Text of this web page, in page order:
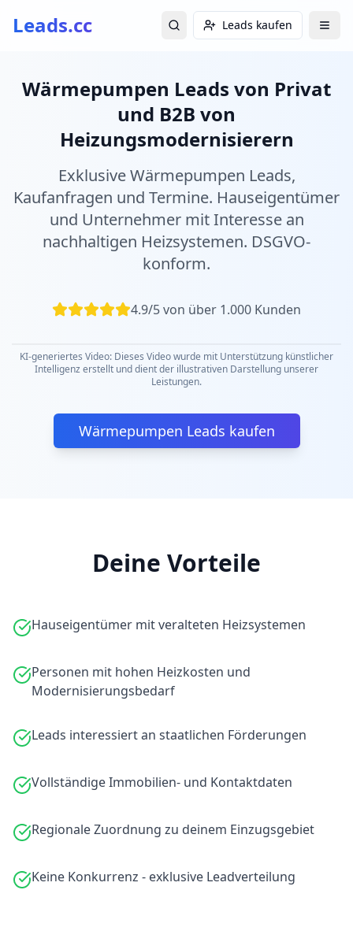
Leads.cc Leads kaufen
Wärmepumpen Leads von Privat
und B2B von
Heizungsmodernisierern
Exklusive Wärmepumpen Leads,
Kaufanfragen und Termine. Hauseigentümer
und Unternehmer mit Interesse an
nachhaltigen Heizsystemen. DSGVO-
konform.
4.9/5 von über 1.000 Kunden
KI-generiertes Video: Dieses Video wurde mit Unterstützung künstlicher
Intelligenz erstellt und dient der illustrativen Darstellung unserer
Leistungen.
Wärmepumpen Leads kaufen
Deine Vorteile
Hauseigentümer mit veralteten Heizsystemen
Personen mit hohen Heizkosten und
Modernisierungsbedarf
Leads interessiert an staatlichen Förderungen
Vollständige Immobilien- und Kontaktdaten
Regionale Zuordnung zu deinem Einzugsgebiet
Keine Konkurrenz - exklusive Leadverteilung